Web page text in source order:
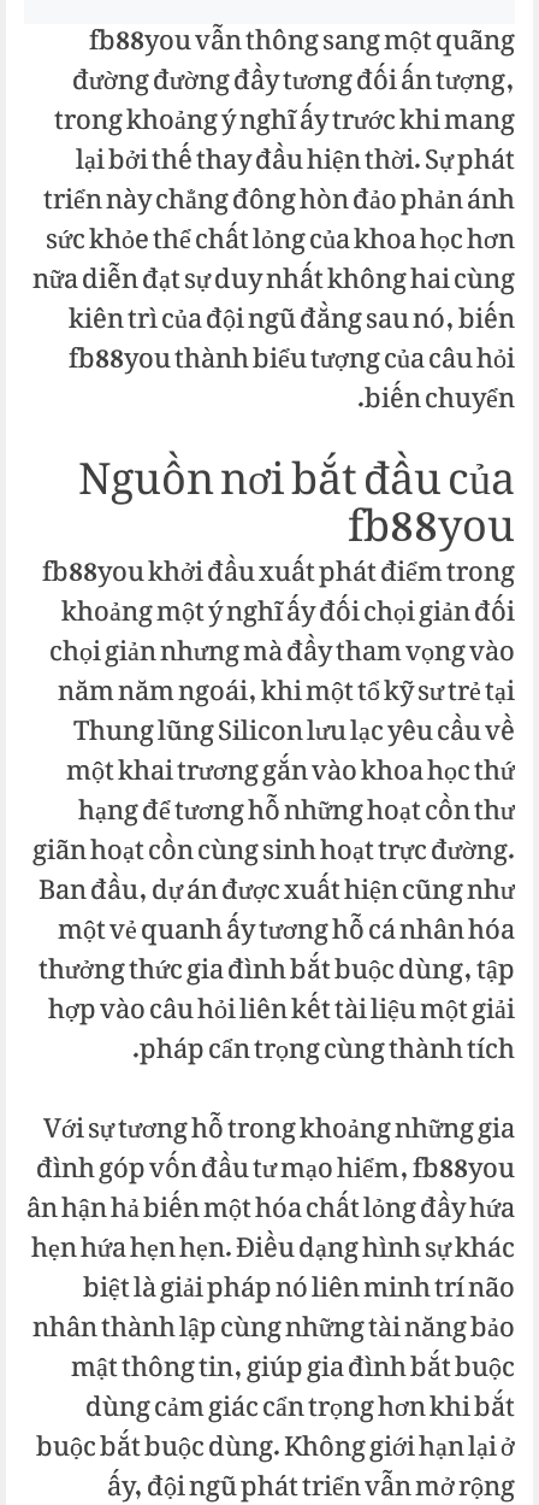
fb88you vẫn thông sang một quãng
đường đường đầy tương đối ấn tượng,
trong khoảng ý nghĩ ấy trước khi mang
lại bởi thế thay đầu hiện thời. Sự phát
triển này chẳng đông hòn đảo phản ánh
sức khỏe thể chất lỏng của khoa học hơn
nữa diễn đạt sự duy nhất không hai cùng
kiên trì của đội ngũ đằng sau nó, biến
fb88you thành biểu tượng của câu hỏi
biến chuyển.
Nguồn nơi bắt đầu của
fb88you
fb88you khởi đầu xuất phát điểm trong
khoảng một ý nghĩ ấy đối chọi giản đối
chọi giản nhưng mà đầy tham vọng vào
năm năm ngoái, khi một tổ kỹ sư trẻ tại
Thung lũng Silicon lưu lạc yêu cầu về
một khai trương gắn vào khoa học thứ
hạng để tương hỗ những hoạt cồn thư
giãn hoạt cồn cùng sinh hoạt trực đường.
Ban đầu, dự án được xuất hiện cũng như
một vẻ quanh ấy tương hỗ cá nhân hóa
thưởng thức gia đình bắt buộc dùng, tập
hợp vào câu hỏi liên kết tài liệu một giải
pháp cẩn trọng cùng thành tích.
Với sự tương hỗ trong khoảng những gia
đình góp vốn đầu tư mạo hiểm, fb88you
ân hận hả biến một hóa chất lỏng đầy hứa
hẹn hứa hẹn hẹn. Điều dạng hình sự khác
biệt là giải pháp nó liên minh trí não
nhân thành lập cùng những tài năng bảo
mật thông tin, giúp gia đình bắt buộc
dùng cảm giác cẩn trọng hơn khi bắt
buộc bắt buộc dùng. Không giới hạn lại ở